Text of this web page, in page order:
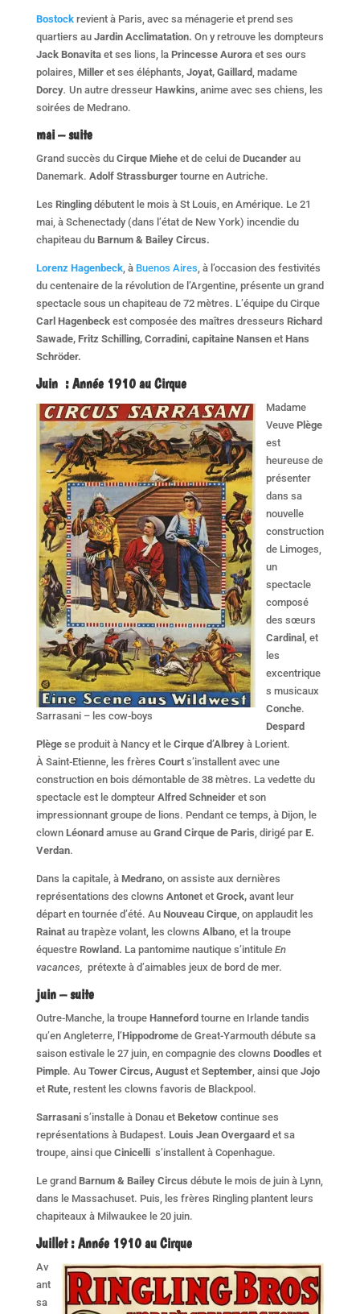
Bostockrevient à Paris, avec sa ménagerie et prend ses
quartiers au Jardin Acclimatation. On y retrouve les dompteurs
Jack Bonavitaet ses lions, la Princesse Auroraet ses ours
polaires, Milleret ses éléphants, Joyat, Gaillard , madame
Dorcy. Un autre dresseur Hawkins , anime avec ses chiens, les
soirées de Medrano.
mai – suite
Grand succès du Cirque Mieheet de celui de Ducanderau
Danemark. Adolf Strassburgertourne en Autriche.
Les Ringlingdébutent le mois à St Louis, en Amérique. Le 21
mai, à Schenectady (dans l’état de New York) incendie du
chapiteau du Barnum & Bailey Circus.
Lorenz Hagenbeck, à Buenos Aires , à l’occasion des festivités
du centenaire de la révolution de l’Argentine, présente un grand
spectacle sous un chapiteau de 72 mètres. L’équipe du Cirque
Carl Hagenbeckest composée des maîtres dresseurs Richard
Sawade, Fritz Schilling, Corradini, capitaine Nansenet Hans
Schröder.
Juin :Année 1910 au Cirque
Sarrasani – les cow-boys
Madame
Veuve Plège
est
heureuse de
présenter
dans sa
nouvelle
construction
de Limoges,
un
spectacle
composé
des sœurs
Cardinal , et
les
excentrique
s musicaux
Conche.
Despard
Plègese produit à Nancy et le Cirque d’Albreyà Lorient.
À Saint-Etienne, les frères Courts’installent avec une
construction en bois démontable de 38 mètres. La vedette du
spectacle est le dompteur Alfred Schneider et son
impressionnant groupe de lions. Pendant ce temps, à Dijon, le
clown Léonard amuse au Grand Cirque de Paris , dirigé parE.
Verdan.
Dans la capitale, à Medrano, on assiste aux dernières
représentations des clowns Antonet et Grock,avant leur
départ en tournée d’été. Au Nouveau Cirque, on applaudit les
Rainatau trapèze volant, les clowns Albano, et la troupe
équestreRowland. La pantomime nautique s’intitule En
vacances,
prétexte à d’aimables jeux de bord de mer.
juin – suite
Outre-Manche, la troupe Hanneford tourne en Irlande tandis
qu’en Angleterre, l’Hippodrome de Great-Yarmouth débute sa
saison estivale le 27 juin, en compagnie des clowns Doodles et
Pimple. Au Tower Circus, Augustet September, ainsi que Jojo
et Rute, restent les clowns favoris de Blackpool.
Sarrasani s’installe à Donau et Beketowcontinue ses
représentations à Budapest. Louis Jean Overgaard et sa
troupe, ainsi queCinicelli s’installent à Copenhague.
Le grand Barnum & Bailey Circus débute le mois de juin à Lynn,
dans le Massachuset. Puis, les frères Ringling plantent leurs
chapiteaux à Milwaukee le 20 juin.
Juillet:Année 1910 au Cirque
Av
ant
sa